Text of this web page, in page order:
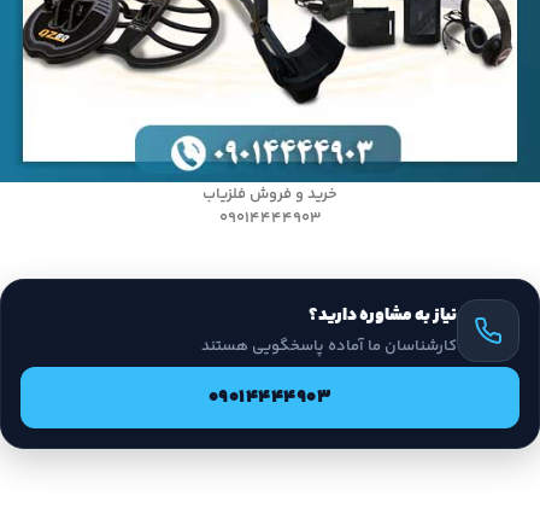
خرید و فروش فلزیاب
09014444903
نیاز به مشاوره دارید؟
کارشناسان ما آماده پاسخگویی هستند
09014444903